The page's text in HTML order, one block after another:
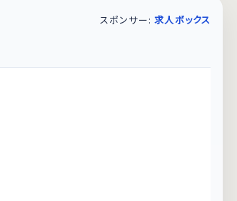
スポンサー:求人ボックス